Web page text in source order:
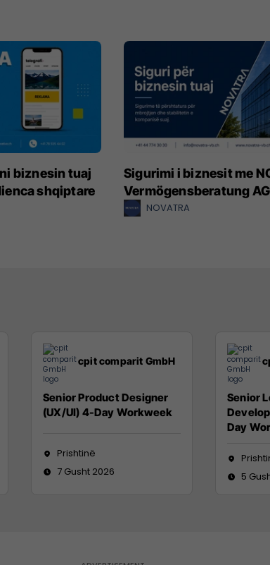
biznesin tuaj
shqiptare
Sigurimi i biznesit me
Vermögensberatung AG
NOVATRA
cpit comparit GmbH
Senior Product Designer
(UX/UI) 4-Day Workweek
Prishtinë
7 Gusht 2026
Senior
Day
5